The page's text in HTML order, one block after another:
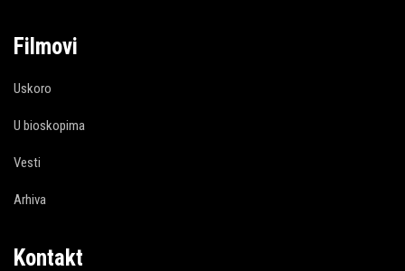
Filmovi
Uskoro
U bioskopima
Vesti
Arhiva
Kontakt